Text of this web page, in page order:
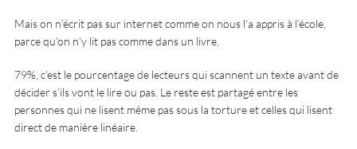
Mais on n’écrit pas sur internet comme on nous l’a appris à l’école,
parce qu’on n’y lit pas comme dans un livre.
79%, c’est le pourcentage de lecteurs qui scannent un texte avant de
décider s’ils vont le lire ou pas. Le reste est partagé entre les
personnes qui ne lisent même pas sous la torture et celles qui lisent
direct de manière linéaire.